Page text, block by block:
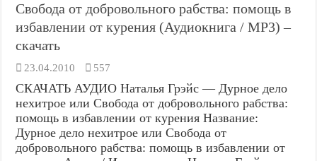
Свобода от добровольного рабства: помощь в
избавлении от курения (Аудиокнига / MP3) –
скачать
23.04.2010 557
СКАЧАТЬ АУДИО Наталья Грэйс — Дурное дело
нехитрое или Свобода от добровольного рабства:
помощь в избавлении от курения Название:
Дурное дело нехитрое или Свобода от
добровольного рабства: помощь в избавлении от